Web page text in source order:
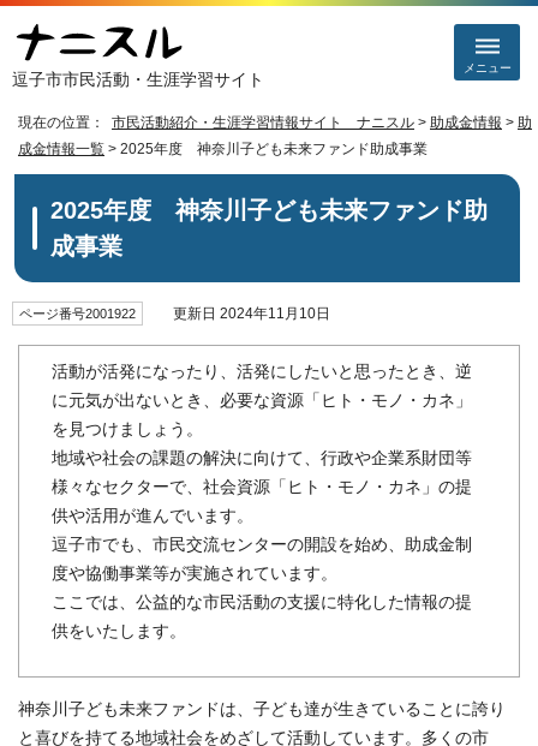
逗子市市民活動・生涯学習サイト
メニュー
現在の位置： 市民活動紹介・生涯学習情報サイト ナニスル > 助成金情報 > 助
成金情報一覧 > 2025年度 神奈川子ども未来ファンド助成事業
2025年度 神奈川子ども未来ファンド助
成事業
ページ番号2001922 更新日 2024年11月10日
活動が活発になったり、活発にしたいと思ったとき、逆
に元気が出ないとき、必要な資源「ヒト・モノ・カネ」
を見つけましょう。
地域や社会の課題の解決に向けて、行政や企業系財団等
様々なセクターで、社会資源「ヒト・モノ・カネ」の提
供や活用が進んでいます。
逗子市でも、市民交流センターの開設を始め、助成金制
度や協働事業等が実施されています。
ここでは、公益的な市民活動の支援に特化した情報の提
供をいたします。
神奈川子ども未来ファンドは、子ども達が生きていることに誇り
と喜びを持てる地域社会をめざして活動しています。多くの市